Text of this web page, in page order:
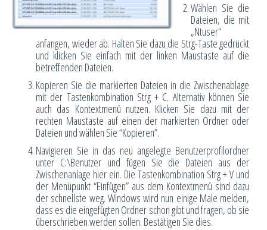
Wählen Sie die
Dateien, die mit
„Ntuser“
anfangen, wieder ab. Halten Sie dazu die Strg-Taste gedrückt
und klicken Sie einfach mit der linken Maustaste auf die
betreffenden Dateien.
Kopieren Sie die markierten Dateien in die Zwischenablage
mit der Tastenkombination Strg + C. Alternativ können Sie
auch das Kontextmenü nutzen. Klicken Sie dazu mit der
rechten Maustaste auf einen der markierten Ordner oder
Dateien und wählen Sie “Kopieren”.
Navigieren Sie in das neu angelegte Benutzerprofilordner
unter C:\Benutzer und fügen Sie die Dateien aus der
Zwischenanlage hier ein. Die Tastenkombination Strg + V und
der Menüpunkt “Einfügen” aus dem Kontextmenü sind dazu
der schnellste weg. Windows wird nun einige Male melden,
dass es die eingefügten Ordner schon gibt und fragen, ob sie
überschrieben werden sollen. Bestätigen Sie dies.